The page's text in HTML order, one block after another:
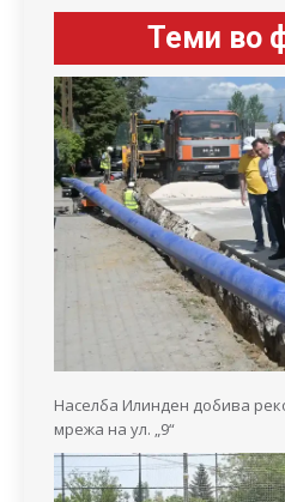
Теми во
Населба Илинден добива
мрежа на ул. „9“